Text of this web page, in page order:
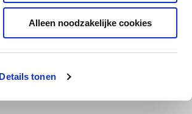
Details tonen
Alleen noodzakelijke cookies
ons een 9,5/10